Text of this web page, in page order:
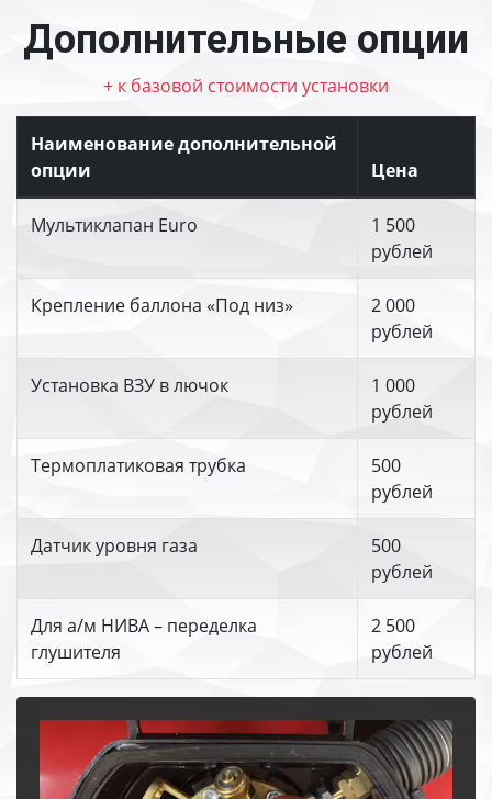
Дополнительные опции
+ к базовой стоимости установки
Наименование дополнительной
опции
Цена
Мультиклапан Euro
1 500
рублей
Крепление баллона «Под низ»
2 000
рублей
Установка ВЗУ в лючок
1 000
рублей
Термоплатиковая трубка
500
рублей
Датчик уровня газа
500
рублей
Для а/м НИВА – переделка
глушителя
2 500
рублей